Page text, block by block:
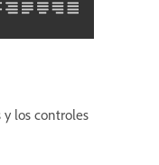
los controles